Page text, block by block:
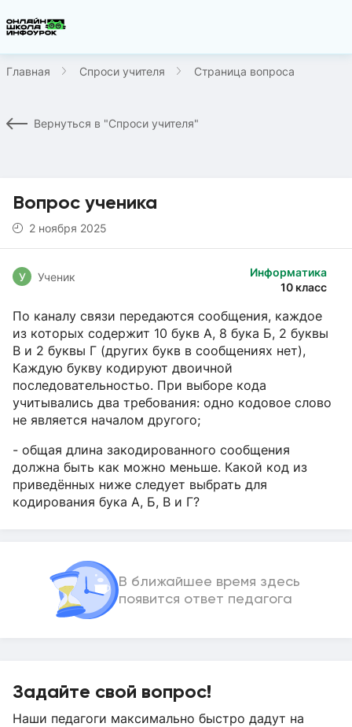
Главная Спроси учителя Страница вопроса
Вернуться в "Спроси учителя"
Вопрос ученика
2 ноября 2025
Информатика
10 класс
У Ученик
По каналу связи передаются сообщения, каждое
из которых содержит 10 букв А, 8 бука Б, 2 буквы
В и 2 буквы Г (других букв в сообщениях нет),
Каждую букву кодируют двоичной
последовательностьо. При выборе кода
учитывались два требования: одно кодовое слово
не является началом другого;
- общая длина закодированного сообщения
должна быть как можно меньше. Какой код из
приведённых ниже следует выбрать для
кодирования бука А, Б, В и Г?
В ближайшее время здесь
появится ответ педагога
Задайте свой вопрос!
Наши педагоги максимально быстро дадут на